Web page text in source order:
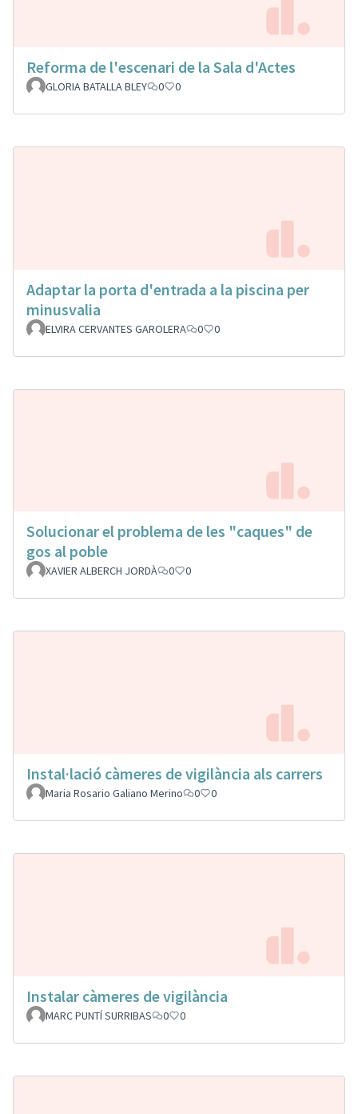
Reforma de l'escenari de la Sala d'Actes
GLORIA BATALLA BLEY 0 0
Adaptar la porta d'entrada a la piscina per
minusvalia
ELVIRA CERVANTES GAROLERA 0 0
Solucionar el problema de les "caques" de
gos al poble
XAVIER ALBERCH JORDÀ 0 0
Instal·lació càmeres de vigilància als carrers
Maria Rosario Galiano Merino 0 0
Instalar càmeres de vigilància
MARC PUNTÍ SURRIBAS 0 0